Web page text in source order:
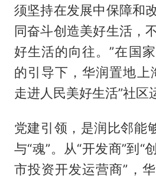
须坚持在发展中保障和
同奋斗创造美好生活，
好生活的向往。”在国
的引导下，华润置地上
走进人民美好生活”社区
党建引领，是润比邻能
与“魂”。从“开发商”到“
市投资开发运营商”，